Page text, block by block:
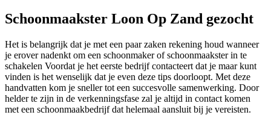
Schoonmaakster Loon Op Zand gezocht
Het is belangrijk dat je met een paar zaken rekening houd wanneer
je erover nadenkt om een schoonmaker of schoonmaakster in te
schakelen Voordat je het eerste bedrijf contacteert dat je maar kunt
vinden is het wenselijk dat je even deze tips doorloopt. Met deze
handvatten kom je sneller tot een succesvolle samenwerking. Door
helder te zijn in de verkenningsfase zal je altijd in contact komen
met een schoonmaakbedrijf dat helemaal aansluit bij je vereisten.